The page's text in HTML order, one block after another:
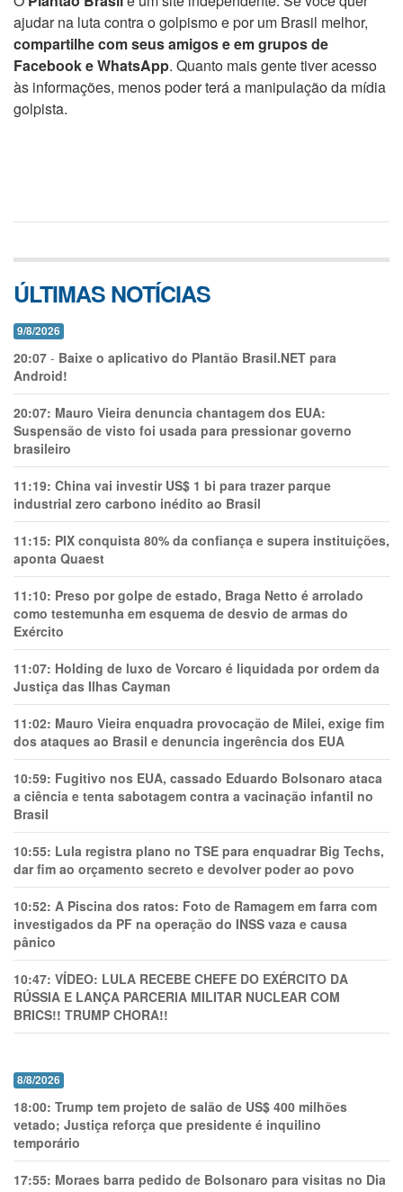
ajudar na luta contra o golpismo e por um Brasil melhor,
compartilhe com seus amigos e em grupos de
Facebook e WhatsApp. Quanto mais gente tiver acesso
às informações, menos poder terá a manipulação da mídia
golpista.
ÚLTIMAS NOTÍCIAS
9/8/2026
20:07 - Baixe o aplicativo do Plantão Brasil.NET para
Android!
20:07: Mauro Vieira denuncia chantagem dos EUA:
Suspensão de visto foi usada para pressionar governo
brasileiro
11:19: China vai investir US$ 1 bi para trazer parque
industrial zero carbono inédito ao Brasil
11:15: PIX conquista 80% da confiança e supera instituições,
aponta Quaest
11:10: Preso por golpe de estado, Braga Netto é arrolado
como testemunha em esquema de desvio de armas do
Exército
11:07: Holding de luxo de Vorcaro é liquidada por ordem da
Justiça das Ilhas Cayman
11:02: Mauro Vieira enquadra provocação de Milei, exige fim
dos ataques ao Brasil e denuncia ingerência dos EUA
10:59: Fugitivo nos EUA, cassado Eduardo Bolsonaro ataca
a ciência e tenta sabotagem contra a vacinação infantil no
Brasil
10:55: Lula registra plano no TSE para enquadrar Big Techs,
dar fim ao orçamento secreto e devolver poder ao povo
10:52: A Piscina dos ratos: Foto de Ramagem em farra com
investigados da PF na operação do INSS vaza e causa
pânico
10:47: VÍDEO: LULA RECEBE CHEFE DO EXÉRCITO DA
RÚSSIA E LANÇA PARCERIA MILITAR NUCLEAR COM
BRICS!! TRUMP CHORA!!
8/8/2026
18:00: Trump tem projeto de salão de US$ 400 milhões
vetado; Justiça reforça que presidente é inquilino
temporário
17:55: Moraes barra pedido de Bolsonaro para visitas no Dia